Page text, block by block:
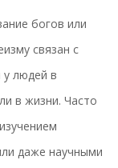
богов или
связан с
людей в
в жизни. Часто
даже научными